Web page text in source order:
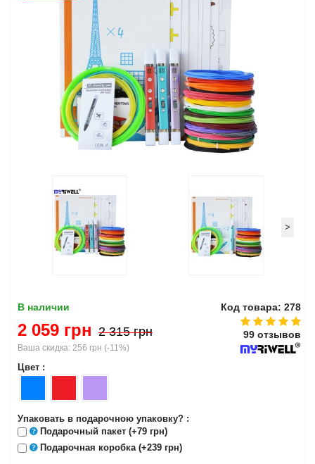
>
В наличии Код товара: 278
99 отзывов
2 059 грн 2 315 грн
Ваша скидка: 256 грн (-11%)
Цвет :
Упаковать в подарочною упаковку? :
Подарочный пакет (+79 грн)
Подарочная коробка(+239 грн)